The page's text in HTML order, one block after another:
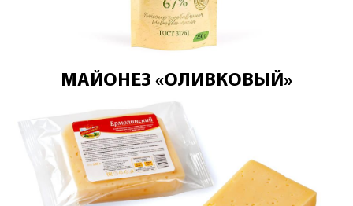
МАЙОНЕЗ «ОЛИВКОВЫЙ»